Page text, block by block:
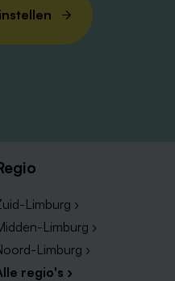
Limburg ›
Limburg ›
Limburg ›
regio's ›